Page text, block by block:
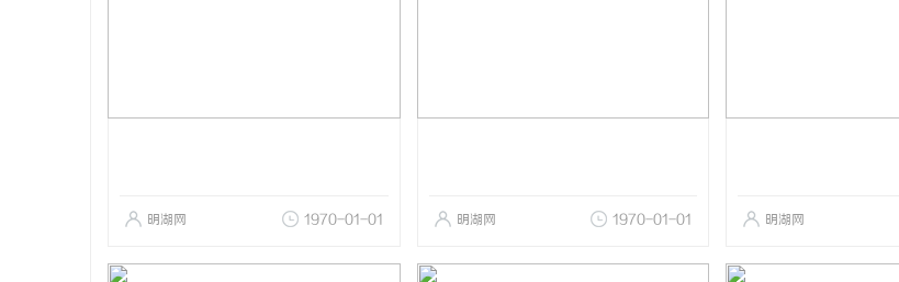
明湖网 1970-01-01 明湖网 1970-01-01 明湖网